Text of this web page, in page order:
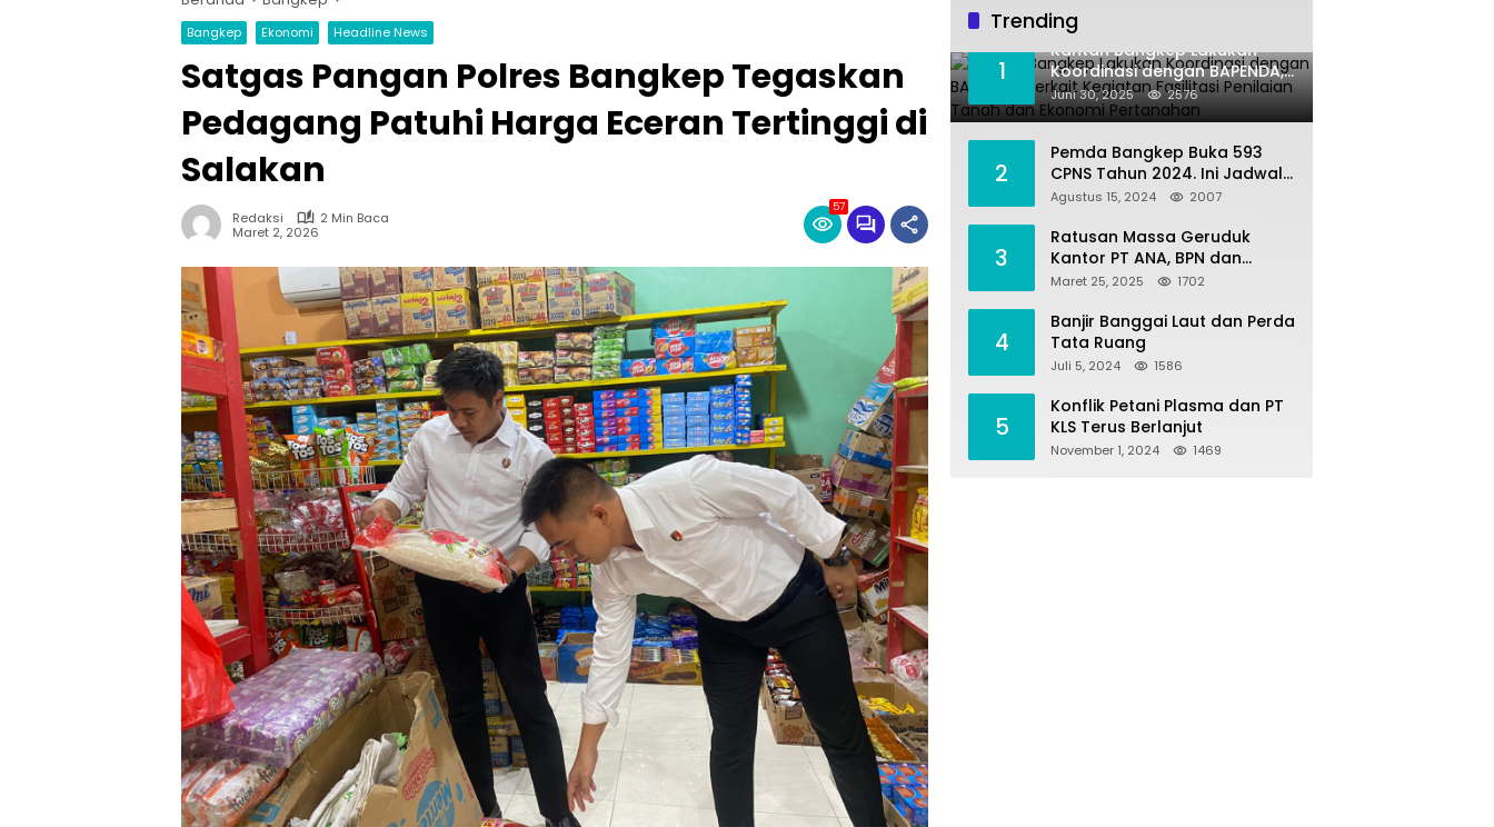
Bangkep Ekonomi Headline News
Satgas Pangan Polres Bangkep Tegaskan
Pedagang Patuhi Harga Eceran Tertinggi di
Salakan
Redaksi
2 Min Baca
Maret 2, 2026
57
Trending
1
Kantah Bangkep Lakukan
Koordinasi dengan BAPENDA,
Terkait Kegiatan Fasilitasi
Penilaian Tanah dan Ekonomi
Juni 30, 2025 2576
2
Pemda Bangkep Buka 593
CPNS Tahun 2024. Ini Jadwal
Seleksi Pengadaannya
Agustus 15, 2024 2007
3
Ratusan Massa Geruduk
Kantor PT ANA, BPN dan
Polres Morut, Ini Tuntutannya
Maret 25, 2025 1702
4
Banjir Banggai Laut dan Perda
Tata Ruang
Juli 5, 2024 1586
5
Konflik Petani Plasma dan PT
KLS Terus Berlanjut
November 1, 2024 1469